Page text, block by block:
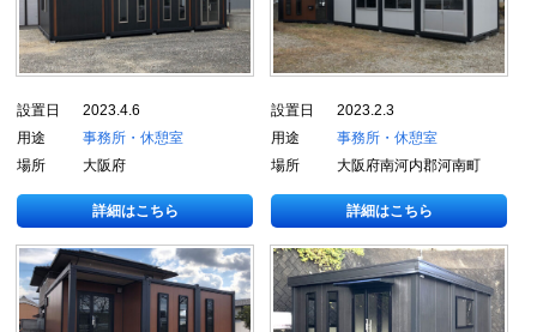
設置日
2023.4.6
用途
事務所・休憩室
場所
大阪府
詳細はこちら
設置日
2023.2.3
用途
事務所・休憩室
場所
大阪府南河内郡河南町
詳細はこちら